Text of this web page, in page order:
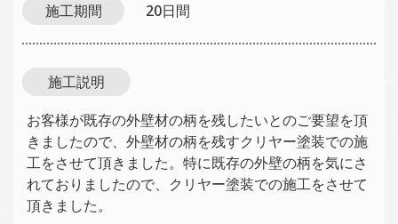
施工期間 20日間
施工説明
お客様が既存の外壁材の柄を残したいとのご要望を頂
きましたので、外壁材の柄を残すクリヤー塗装での施
工をさせて頂きました。特に既存の外壁の柄を気にさ
れておりましたので、クリヤー塗装での施工をさせて
頂きました。